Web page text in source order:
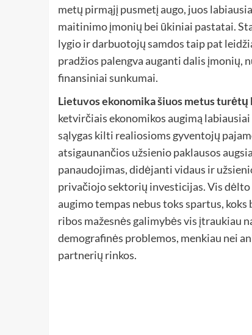
metų pirmąjį pusmetį augo, juos
maitinimo įmonių bei ūkiniai pastatai.
lygio ir darbuotojų samdos taip pat
pradžios palengva auganti dalis įmonių,
finansiniai sunkumai.
Lietuvos ekonomika šiuos metus
ketvirčiais ekonomikos augimą
sąlygas kilti realiosioms gyventojų
atsigaunančios užsienio paklausos
panaudojimas, didėjanti vidaus ir
privačiojo sektorių investicijas. Vis
augimo tempas nebus toks spartus,
ribos mažesnės galimybės vis įtraukiau
demografinės problemos, menkiau nei
partnerių rinkos.